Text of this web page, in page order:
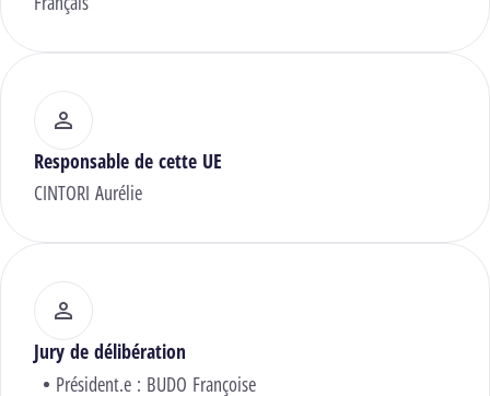
Responsable de cette UE
CINTORI Aurélie
Jury de délibération
Président.e : BUDO Françoise